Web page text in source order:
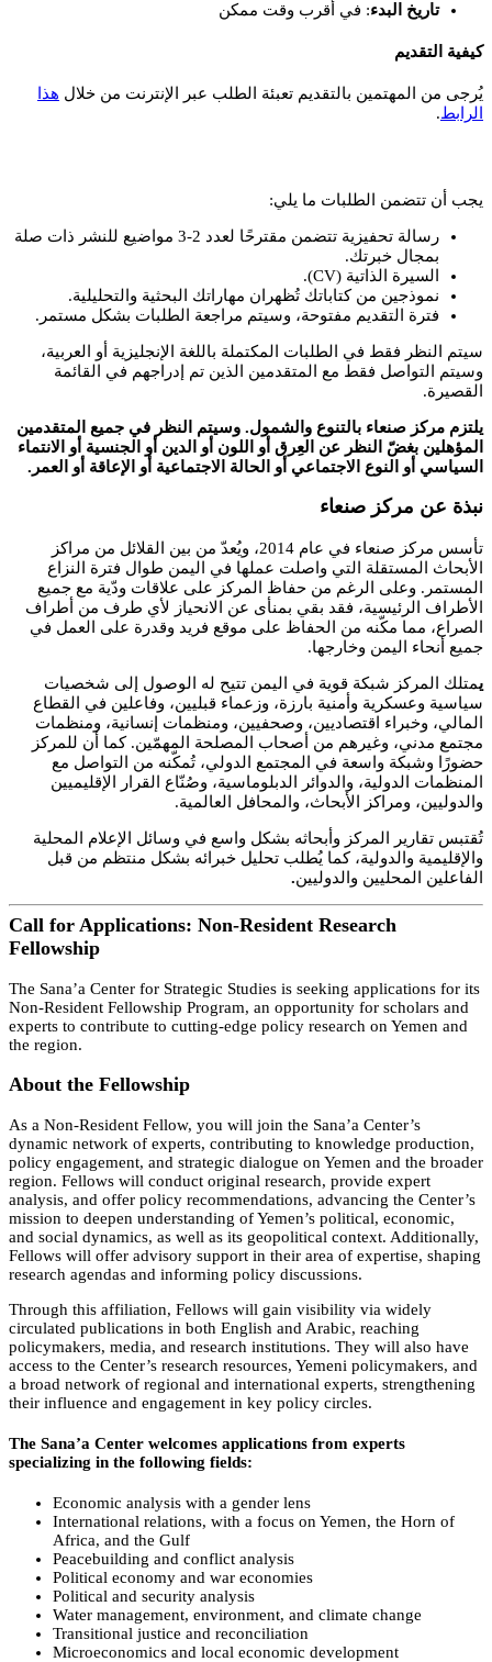
تاريخ البدء: في أقرب وقت ممكن
كيفية التقديم
يُرجى من المهتمين بالتقديم تعبئة الطلب عبر الإنترنت من خلال هذا
الرابط.
يجب أن تتضمن الطلبات ما يلي:
رسالة تحفيزية تتضمن مقترحًا لعدد 2-3 مواضيع للنشر ذات صلة
بمجال خبرتك.
السيرة الذاتية (CV).
نموذجين من كتاباتك تُظهران مهاراتك البحثية والتحليلية.
فترة التقديم مفتوحة، وسيتم مراجعة الطلبات بشكل مستمر.
سيتم النظر فقط في الطلبات المكتملة باللغة الإنجليزية أو العربية،
وسيتم التواصل فقط مع المتقدمين الذين تم إدراجهم في القائمة
القصيرة.
يلتزم مركز صنعاء بالتنوع والشمول. وسيتم النظر في جميع المتقدمين
المؤهلين بغضّ النظر عن العِرق أو اللون أو الدين أو الجنسية أو الانتماء
السياسي أو النوع الاجتماعي أو الحالة الاجتماعية أو الإعاقة أو العمر.
نبذة عن مركز صنعاء
تأسس مركز صنعاء في عام 2014، ويُعدّ من بين القلائل من مراكز
الأبحاث المستقلة التي واصلت عملها في اليمن طوال فترة النزاع
المستمر. وعلى الرغم من حفاظ المركز على علاقات ودّية مع جميع
الأطراف الرئيسية، فقد بقي بمنأى عن الانحياز لأي طرف من أطراف
الصراع، مما مكّنه من الحفاظ على موقع فريد وقدرة على العمل في
جميع أنحاء اليمن وخارجها.
يمتلك المركز شبكة قوية في اليمن تتيح له الوصول إلى شخصيات
سياسية وعسكرية وأمنية بارزة، وزعماء قبليين، وفاعلين في القطاع
المالي، وخبراء اقتصاديين، وصحفيين، ومنظمات إنسانية، ومنظمات
مجتمع مدني، وغيرهم من أصحاب المصلحة المهمّين. كما أن للمركز
حضورًا وشبكة واسعة في المجتمع الدولي، تُمكّنه من التواصل مع
المنظمات الدولية، والدوائر الدبلوماسية، وصُنّاع القرار الإقليميين
والدوليين، ومراكز الأبحاث، والمحافل العالمية.
تُقتبس تقارير المركز وأبحاثه بشكل واسع في وسائل الإعلام المحلية
والإقليمية والدولية، كما يُطلب تحليل خبرائه بشكل منتظم من قبل
الفاعلين المحليين والدوليين.
Call for Applications: Non-Resident Research
Fellowship
The Sana’a Center for Strategic Studies is seeking applications for its
Non-Resident Fellowship Program, an opportunity for scholars and
experts to contribute to cutting-edge policy research on Yemen and
the region.
About the Fellowship
As a Non-Resident Fellow, you will join the Sana’a Center’s
dynamic network of experts, contributing to knowledge production,
policy engagement, and strategic dialogue on Yemen and the broader
region. Fellows will conduct original research, provide expert
analysis, and offer policy recommendations, advancing the Center’s
mission to deepen understanding of Yemen’s political, economic,
and social dynamics, as well as its geopolitical context. Additionally,
Fellows will offer advisory support in their area of expertise, shaping
research agendas and informing policy discussions.
Through this affiliation, Fellows will gain visibility via widely
circulated publications in both English and Arabic, reaching
policymakers, media, and research institutions. They will also have
access to the Center’s research resources, Yemeni policymakers, and
a broad network of regional and international experts, strengthening
their influence and engagement in key policy circles.
The Sana’a Center welcomes applications from experts
specializing in the following fields:
Economic analysis with a gender lens
International relations, with a focus on Yemen, the Horn of
Africa, and the Gulf
Peacebuilding and conflict analysis
Political economy and war economies
Political and security analysis
Water management, environment, and climate change
Transitional justice and reconciliation
Microeconomics and local economic development